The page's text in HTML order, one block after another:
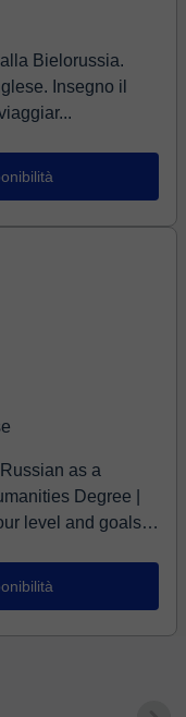
develop the
use outside our
of other Slavic
with a PhD in
challenges that
learning English. I
explain why they
they become
Bielorussia.
Insegno il
Degree |
For the
on conversational
you make real